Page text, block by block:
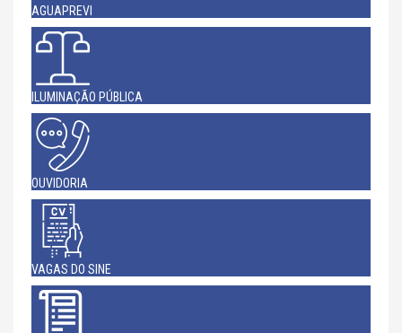
AGUAPREVI
ILUMINAÇÃO PÚBLICA
OUVIDORIA
VAGAS DO SINE